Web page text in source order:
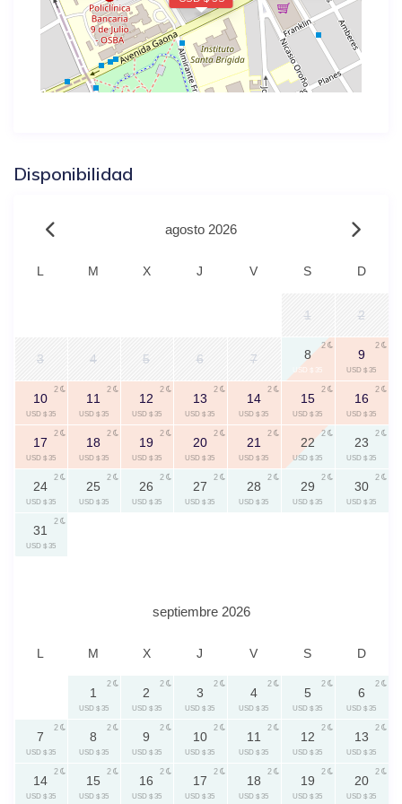
Disponibilidad
agosto 2026
L M X J V S D
1 2
3 4 5 6 7 8
USD $ 35
2
9
USD $ 35
2
10
USD $ 35
2
11
USD $ 35
2
12
USD $ 35
2
13
USD $ 35
2
14
USD $ 35
2
15
USD $ 35
2
16
USD $ 35
2
17
USD $ 35
2
18
USD $ 35
2
19
USD $ 35
2
20
USD $ 35
2
21
USD $ 35
2
22
USD $ 35
2
23
USD $ 35
2
24
USD $ 35
2
25
USD $ 35
2
26
USD $ 35
2
27
USD $ 35
2
28
USD $ 35
2
29
USD $ 35
2
30
USD $ 35
2
31
USD $ 35
2
septiembre 2026
L M X J V S D
1
USD $ 35
2
2
USD $ 35
2
3
USD $ 35
2
4
USD $ 35
2
5
USD $ 35
2
6
USD $ 35
2
7
USD $ 35
2
8
USD $ 35
2
9
USD $ 35
2
10
USD $ 35
2
11
USD $ 35
2
12
USD $ 35
2
13
USD $ 35
2
14
USD $ 35
2
15
USD $ 35
2
16
USD $ 35
2
17
USD $ 35
2
18
USD $ 35
2
19
USD $ 35
2
20
USD $ 35
2